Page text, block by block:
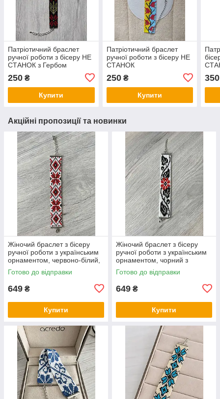
Патріотичний браслет
ручної роботи з бісеру НЕ
СТАНОК з Гербом
250 ₴
Купити
Патріотичний браслет
ручної роботи з бісеру НЕ
СТАНОК
250₴
Купити
350
Акційні пропозиції та новинки
Жіночий браслет з бісеру
ручної роботи з українським
орнаментом, червоно-білий,
15×2,5 см
Готово до відправки
649 ₴
Купити
Жіночий браслет з бісеру
ручної роботи з українським
орнаментом, чорний з
червоним, 17×2,8 см
Готово до відправки
649 ₴
Купити